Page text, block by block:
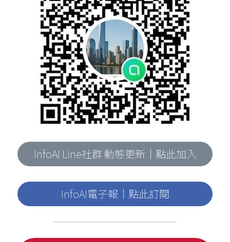
InfoAI Line社群 動態更新｜點此加入
InfoAI電子報｜點此訂閱